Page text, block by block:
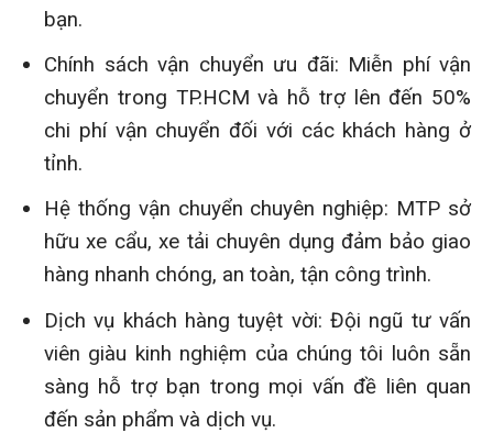
bạn.
Chính sách vận chuyển ưu đãi: Miễn phí vận
chuyển trong TP.HCM và hỗ trợ lên đến 50%
chi phí vận chuyển đối với các khách hàng ở
tỉnh.
Hệ thống vận chuyển chuyên nghiệp: MTP sở
hữu xe cẩu, xe tải chuyên dụng đảm bảo giao
hàng nhanh chóng, an toàn, tận công trình.
Dịch vụ khách hàng tuyệt vời: Đội ngũ tư vấn
viên giàu kinh nghiệm của chúng tôi luôn sẵn
sàng hỗ trợ bạn trong mọi vấn đề liên quan
đến sản phẩm và dịch vụ.